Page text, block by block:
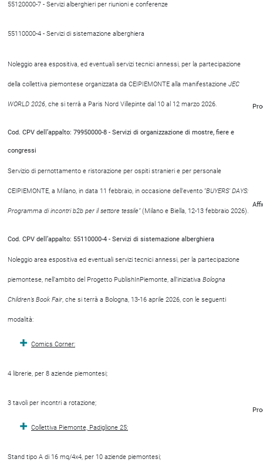
55120000-7 - Servizi alberghieri per riunioni e conferenze
55110000-4 - Servizi di sistemazione alberghiera
Noleggio area espositiva, ed eventuali servizi tecnici annessi, per la partecipazione
della collettiva piemontese organizzata da CEIPIEMONTE alla manifestazione JEC
WORLD 2026, che si terrà a Paris Nord Villepinte dal 10 al 12 marzo 2026.
Cod. CPV dell’appalto: 79950000-8 - Servizi di organizzazione di mostre, fiere e
congressi
Servizio di pernottamento e ristorazione per ospiti stranieri e per personale
CEIPIEMONTE, a Milano, in data 11 febbraio, in occasione dell’evento “BUYERS’ DAYS:
Programma di incontri b2b per il settore tessile”(Milano e Biella, 12-13 febbraio 2026).
Cod. CPV dell’appalto: 55110000-4 - Servizi di sistemazione alberghiera
Noleggio area espositiva ed eventuali servizi tecnici annessi, per la partecipazione
piemontese, nell’ambito del Progetto PublishInPiemonte, all’iniziativa Bologna
Children’s Book Fair, che si terrà a Bologna, 13-16 aprile 2026, con le seguenti
modalità:
Comics Corner:
4 librerie, per 8 aziende piemontesi;
3 tavoli per incontri a rotazione;
Collettiva Piemonte, Padiglione 25:
Stand tipo A di 16 mq/4x4, per 10 aziende piemontesi;